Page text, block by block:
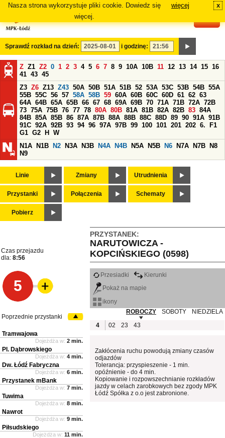
Nasza strona wykorzystuje pliki cookie. Dowiedz się
więcej.
więcej x
Sprawdź rozkład na dzień: i godzinę:
Z Z1 Z2 0 1 2 3 4 5 6 7 8 9 10A 10B 11 12 13 14 15 16
41 43 45
Z3 Z6 Z13 Z43 50A 50B 51A 51B 52 53A 53C 53B 54B 55A
55B 55C 56 57 58A 58B 59 60A 60B 60C 60D 61 62 63
64A 64B 65A 65B 66 67 68 69A 69B 70 71A 71B 72A 72B
73 75A 75B 76 77 78 80A 80B 81A 81B 82A 82B 83 84A
84B 85A 85B 86 87A 87B 88A 88B 88C 88D 89 90 91A 91B
91C 92A 92B 93 94 96 97A 97B 99 100 101 201 202 6.
F1
G1 G2 H
W
N1A
N1B N2 N3A N3B N4A N4B N5A N5B N6 N7A N7B
N8
N9
Linie Zmiany Utrudnienia
Przystanki Połączenia Schematy
Pobierz
PRZYSTANEK:
NARUTOWICZA -
KOPCIŃSKIEGO (0598)
Czas przejazdu
dla: 8:56
5
Przesiadki
Kierunki
Pokaż na mapie
ikony
ROBOCZY
SOBOTY
NIEDZIELA
4
02 23 43
Zakłócenia ruchu powodują zmiany czasów
odjazdów
Tolerancja: przyspieszenie - 1 min.
opóźnienie - do 4 min.
Kopiowanie i rozpowszechnianie rozkładów
jazdy w celach zarobkowych bez zgody MPK
Łódź Spółka z o.o jest zabronione.
Poprzednie przystanki
Tramwajowa
Dojeżdża w: 2 min.
Pl. Dąbrowskiego
Dojeżdża w: 4 min.
Dw. Łódź Fabryczna
Dojeżdża w: 6 min.
Przystanek mBank
Dojeżdża w: 7 min.
Tuwima
Dojeżdża w: 8 min.
Nawrot
Dojeżdża w: 9 min.
Piłsudskiego
Dojeżdża w: 11 min.